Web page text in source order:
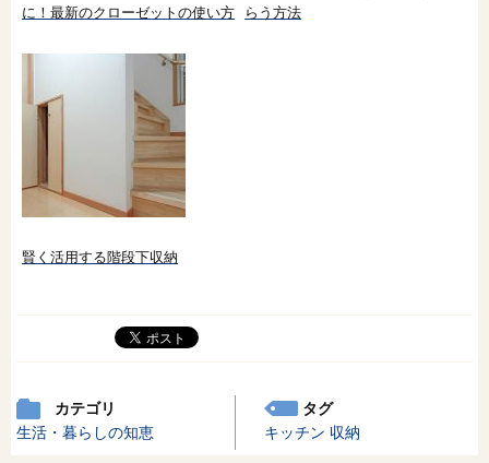
に！最新のクローゼットの使い方
らう方法
賢く活用する階段下収納
カテゴリ
生活・暮らしの知恵
タグ
キッチン 収納